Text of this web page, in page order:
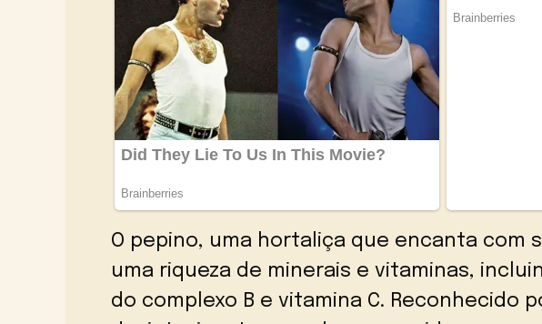
O pepino, uma hortaliça que encanta com
uma riqueza de minerais e vitaminas,
do complexo B e vitamina C. Reconhecido